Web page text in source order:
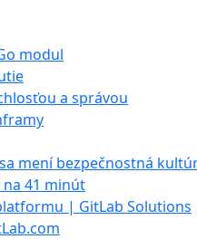
modul
a správou
mení bezpečnostná
na 41 minút
| GitLab Solutions